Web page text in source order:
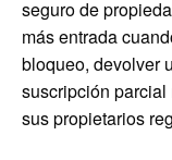
seguro de
más entrada
bloqueo, devolver
suscripción
sus propietarios